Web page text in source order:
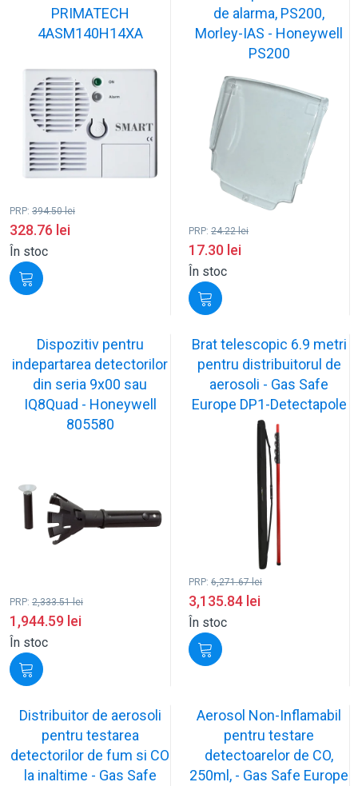
PRIMATECH
4ASM140H14XA
PRP: 394.50lei
328.76 lei
În stoc
de alarma, PS200,
Morley-IAS - Honeywell
PS200
PRP: 24.22lei
17.30 lei
În stoc
Dispozitiv pentru
indepartarea detectorilor
din seria 9x00 sau
IQ8Quad - Honeywell
805580
PRP: 2,333.51lei
1,944.59 lei
În stoc
Brat telescopic 6.9 metri
pentru distribuitorul de
aerosoli - Gas Safe
Europe DP1-Detectapole
PRP: 6,271.67lei
3,135.84 lei
În stoc
Distribuitor de aerosoli
pentru testarea
detectorilor de fum si CO
la inaltime - Gas Safe
Aerosol Non-Inflamabil
pentru testare
detectoarelor de CO,
250ml, - Gas Safe Europe